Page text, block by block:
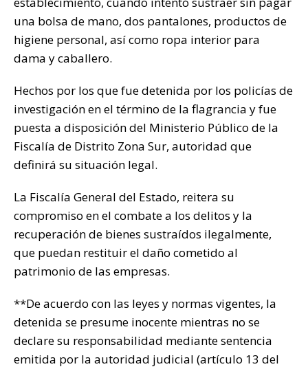
una bolsa de mano, dos pantalones, productos de
higiene personal, así como ropa interior para
dama y caballero.
Hechos por los que fue detenida por los policías de
investigación en el término de la flagrancia y fue
puesta a disposición del Ministerio Público de la
Fiscalía de Distrito Zona Sur, autoridad que
definirá su situación legal.
La Fiscalía General del Estado, reitera su
compromiso en el combate a los delitos y la
recuperación de bienes sustraídos ilegalmente,
que puedan restituir el daño cometido al
patrimonio de las empresas.
**De acuerdo con las leyes y normas vigentes, la
detenida se presume inocente mientras no se
declare su responsabilidad mediante sentencia
emitida por la autoridad judicial (artículo 13 del